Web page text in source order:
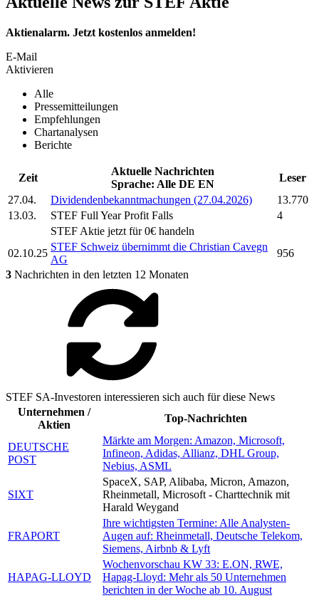
Aktienalarm. Jetzt kostenlos anmelden!
E-Mail
Aktivieren
Alle
Pressemitteilungen
Empfehlungen
Chartanalysen
Berichte
Zeit
Aktuelle Nachrichten
Sprache: Alle DE EN
Leser
27.04.
Dividendenbekanntmachungen (27.04.2026)
13.770
13.03.
STEF Full Year Profit Falls
4
STEF Aktie jetzt für 0€ handeln
02.10.25
STEF Schweiz übernimmt die Christian Cavegn
AG
956
3 Nachrichten in den letzten 12 Monaten
STEF SA-Investoren interessieren sich auch für diese News
Unternehmen /
Aktien
Top-Nachrichten
DEUTSCHE
POST
Märkte am Morgen: Amazon, Microsoft,
Infineon, Adidas, Allianz, DHL Group,
Nebius, ASML
SIXT
SpaceX, SAP, Alibaba, Micron, Amazon,
Rheinmetall, Microsoft - Charttechnik mit
Harald Weygand
FRAPORT
Ihre wichtigsten Termine: Alle Analysten-
Augen auf: Rheinmetall, Deutsche Telekom,
Siemens, Airbnb & Lyft
HAPAG-LLOYD
Wochenvorschau KW 33: E.ON, RWE,
Hapag-Lloyd: Mehr als 50 Unternehmen
berichten in der Woche ab 10. August